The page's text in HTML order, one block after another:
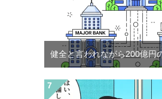
健全と言われながら200億円